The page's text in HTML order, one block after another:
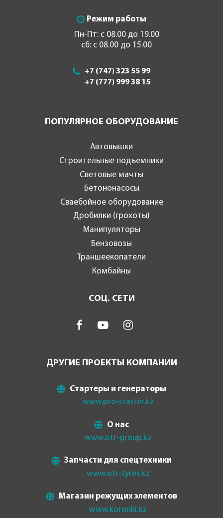
Режим работы
Пн-Пт: с 08.00 до 19.00
сб: с 08.00 до 15.00
+7 (747) 323 55 99
+7 (777) 999 38 15
ПОПУЛЯРНОЕ ОБОРУДОВАНИЕ
Автовышки
Строительные подъемники
Световые мачты
Бетононасосы
Сваебойное оборудование
Дробилки (грохоты)
Манипуляторы
Бензовозы
Траншеекопатели
Комбайны
СОЦ. СЕТИ
ДРУГИЕ ПРОЕКТЫ КОМПАНИИ
Стартеры и генераторы
www.pro-starter.kz
О нас
www.otr-group.kz
Запчасти для спецтехники
www.otr-tyres.kz
Магазин режущих элементов
www.koronki.kz